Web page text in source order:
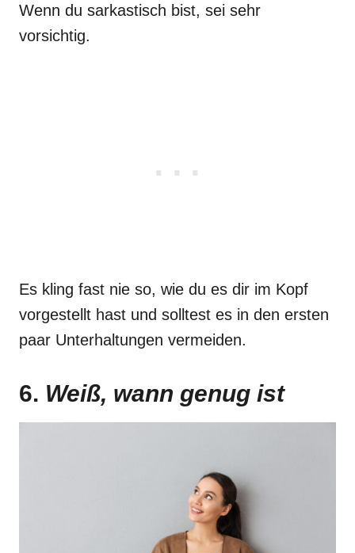
Wenn du sarkastisch bist, sei sehr
vorsichtig.
Es kling fast nie so, wie du es dir im Kopf
vorgestellt hast und solltest es in den ersten
paar Unterhaltungen vermeiden.
6. Weiß, wann genug ist